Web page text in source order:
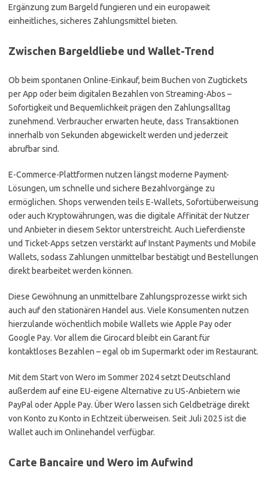
Ergänzung zum Bargeld fungieren und ein europaweit
einheitliches, sicheres Zahlungsmittel bieten.
Zwischen Bargeldliebe und Wallet-Trend
Ob beim spontanen Online-Einkauf, beim Buchen von Zugtickets
per App oder beim digitalen Bezahlen von Streaming-Abos –
Sofortigkeit und Bequemlichkeit prägen den Zahlungsalltag
zunehmend. Verbraucher erwarten heute, dass Transaktionen
innerhalb von Sekunden abgewickelt werden und jederzeit
abrufbar sind.
E-Commerce-Plattformen nutzen längst moderne Payment-
Lösungen, um schnelle und sichere Bezahlvorgänge zu
ermöglichen. Shops verwenden teils E-Wallets, Sofortüberweisung
oder auch Kryptowährungen, was die digitale Affinität der Nutzer
und Anbieter in diesem Sektor unterstreicht. Auch Lieferdienste
und Ticket-Apps setzen verstärkt auf Instant Payments und Mobile
Wallets, sodass Zahlungen unmittelbar bestätigt und Bestellungen
direkt bearbeitet werden können.
Diese Gewöhnung an unmittelbare Zahlungsprozesse wirkt sich
auch auf den stationären Handel aus. Viele Konsumenten nutzen
hierzulande wöchentlich mobile Wallets wie Apple Pay oder
Google Pay. Vor allem die Girocard bleibt ein Garant für
kontaktloses Bezahlen – egal ob im Supermarkt oder im Restaurant.
Mit dem Start von Wero im Sommer 2024 setzt Deutschland
außerdem auf eine EU-eigene Alternative zu US-Anbietern wie
PayPal oder Apple Pay. Über Wero lassen sich Geldbeträge direkt
von Konto zu Konto in Echtzeit überweisen. Seit Juli 2025 ist die
Wallet auch im Onlinehandel verfügbar.
Carte Bancaire und Wero im Aufwind